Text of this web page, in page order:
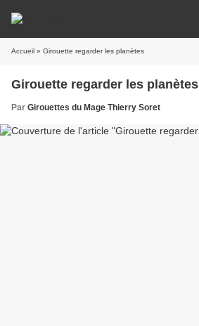
Accueil » Girouette regarder les planètes
Girouette regarder les planètes
Par Girouettes du Mage Thierry Soret